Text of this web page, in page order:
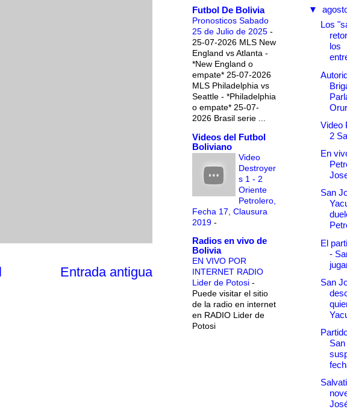
Entrada antigua
Futbol De Bolivia
Pronosticos Sabado
25 de Julio de 2025 -
25-07-2026 MLS New
England vs Atlanta -
*New England o
empate* 25-07-2026
MLS Philadelphia vs
Seattle - *Philadelphia
o empate* 25-07-
2026 Brasil serie ...
Videos del Futbol
Boliviano
Video
Destroyer
s 1 - 2
Oriente
Petrolero,
Fecha 17, Clausura
2019 -
Radios en vivo de
Bolivia
EN VIVO POR
INTERNET RADIO
Lider de Potosi -
Puede visitar el sitio
de la radio en internet
en RADIO Lider de
Potosi
▼
Los
los
Video
2
En
San
El
-
San